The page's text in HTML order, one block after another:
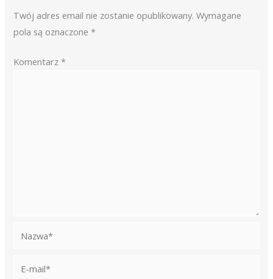
Twój adres email nie zostanie opublikowany. Wymagane
pola są oznaczone*
Komentarz*